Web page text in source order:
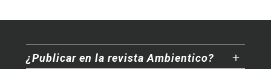
¿Publicar en la revista Ambientico?